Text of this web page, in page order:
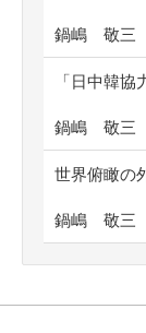
鍋嶋 敬三
「日中韓
鍋嶋 敬三
世界俯瞰の
鍋嶋 敬三